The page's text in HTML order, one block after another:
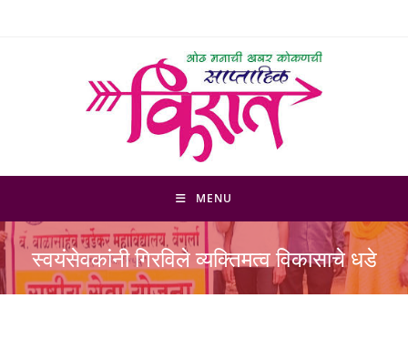
MENU
स्वयंसेवकांनी गिरविले व्यक्तिमत्व विकासाचे धडे